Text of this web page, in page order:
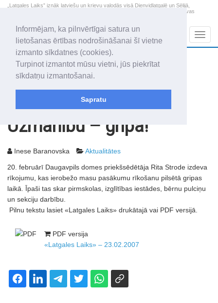
Informējam, ka pilnvērtīgai satura un
lietošanas ērtības nodrošināšanai šī vietne
izmanto sīkdatnes (cookies).
Turpinot izmantot mūsu vietni, jūs piekrītat
sīkdatņu izmantošanai.
Sapratu
„Latgales Laiks” iznāk latviešu un krievu valodās visā Dienvidlatgalē un Sēlijā,
„Latgales Laiks” latviešu valodā aptver Daugavpils valstspilsētu, Augšdaugavas
2026. gada 8. augusts
Sestdiena
Mudīte, Vladislava, Vladislavs
+19.3
Uzmanību – gripa!
Inese Baranovska Aktualitātes
20. februārī Daugavpils domes priekšsēdētāja Rita Strode izdeva
rīkojumu, kas ierobežo masu pasākumu rīkošanu pilsētā gripas
laikā. Īpaši tas skar pirmskolas, izglītības iestādes, bērnu pulciņu
un sekciju darbību.
Pilnu tekstu lasiet «Latgales Laiks» drukātajā vai PDF versijā.
PDF versija
«Latgales Laiks» – 23.02.2007